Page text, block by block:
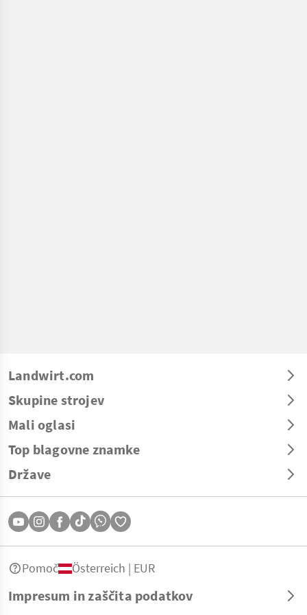
Landwirt.com
Skupine strojev
Mali oglasi
Top blagovne znamke
Države
Impresum in zaščita podatkov
Pomoč Österreich | EUR